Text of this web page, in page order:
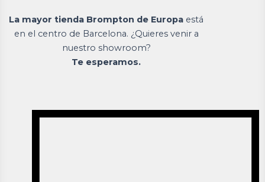
La mayor tienda Brompton de Europa está
en el centro de Barcelona. ¿Quieres venir a
nuestro showroom?
Te esperamos.